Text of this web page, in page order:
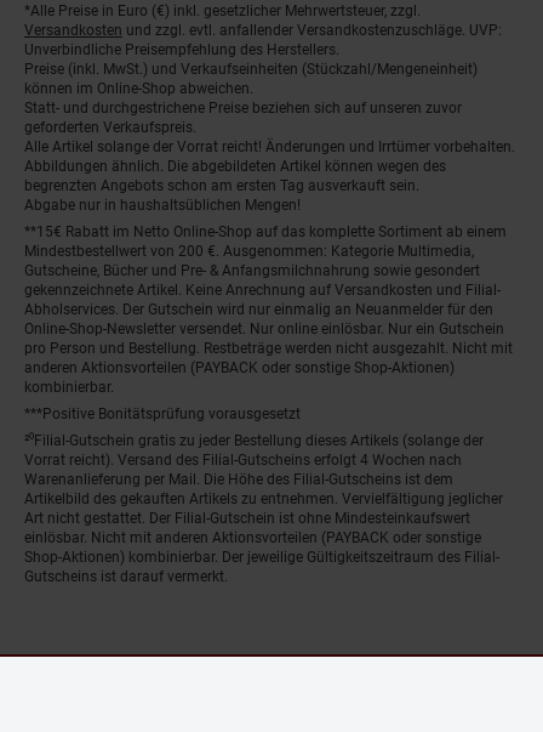
Fußnoten
*Alle Preise in Euro (€) inkl. gesetzlicher Mehrwertsteuer, zzgl.
Versandkosten und zzgl. evtl. anfallender Versandkostenzuschläge. UVP:
Unverbindliche Preisempfehlung des Herstellers.
Preise (inkl. MwSt.) und Verkaufseinheiten (Stückzahl/Mengeneinheit)
können im Online-Shop abweichen.
Statt- und durchgestrichene Preise beziehen sich auf unseren zuvor
geforderten Verkaufspreis.
Alle Artikel solange der Vorrat reicht! Änderungen und Irrtümer vorbehalten.
Abbildungen ähnlich. Die abgebildeten Artikel können wegen des
begrenzten Angebots schon am ersten Tag ausverkauft sein.
Abgabe nur in haushaltsüblichen Mengen!
**15€ Rabatt im Netto Online-Shop auf das komplette Sortiment ab einem
Mindestbestellwert von 200 €. Ausgenommen: Kategorie Multimedia,
Gutscheine, Bücher und Pre- & Anfangsmilchnahrung sowie gesondert
gekennzeichnete Artikel. Keine Anrechnung auf Versandkosten und Filial-
Abholservices. Der Gutschein wird nur einmalig an Neuanmelder für den
Online-Shop-Newsletter versendet. Nur online einlösbar. Nur ein Gutschein
pro Person und Bestellung. Restbeträge werden nicht ausgezahlt. Nicht mit
anderen Aktionsvorteilen (PAYBACK oder sonstige Shop-Aktionen)
kombinierbar.
***Positive Bonitätsprüfung vorausgesetzt
²⁰Filial-Gutschein gratis zu jeder Bestellung dieses Artikels (solange der
Vorrat reicht). Versand des Filial-Gutscheins erfolgt 4 Wochen nach
Warenanlieferung per Mail. Die Höhe des Filial-Gutscheins ist dem
Artikelbild des gekauften Artikels zu entnehmen. Vervielfältigung jeglicher
Art nicht gestattet. Der Filial-Gutschein ist ohne Mindesteinkaufswert
einlösbar. Nicht mit anderen Aktionsvorteilen (PAYBACK oder sonstige
Shop-Aktionen) kombinierbar. Der jeweilige Gültigkeitszeitraum des Filial-
Gutscheins ist darauf vermerkt.